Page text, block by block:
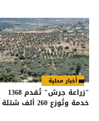
أخبار محلية
"زراعة جرش" تُقدم 1368
خدمة وتُوزع 260 ألف شتلة